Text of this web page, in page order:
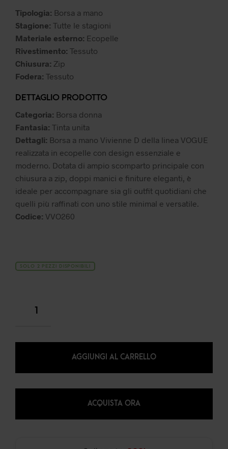
Tipologia: Borsa a mano
Stagione: Tutte le stagioni
Materiale esterno: Ecopelle
Rivestimento: Tessuto
Chiusura: Zip
Fodera: Tessuto
DETTAGLIO PRODOTTO
Categoria: Borsa donna
Fantasia: Tinta unita
Dettagli: Borsa a mano Vivienne D della linea VOGUE
realizzata in ecopelle con design essenziale e
moderno. Dotata di ampio scomparto principale con
chiusura a zip, doppi manici e finiture eleganti, è
ideale per accompagnare sia gli outfit quotidiani che
quelli più raffinati con uno stile minimal e versatile.
Codice: VVO260
SOLO 2 PEZZI DISPONIBILI
AGGIUNGI AL CARRELLO
ACQUISTA ORA